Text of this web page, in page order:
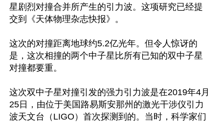
星剧烈对撞合并所产生的引力波。这项研究已经提
交到《天体物理杂志快报》。
这次的对撞距离地球约5.2亿光年。但令人惊讶的
是，这次相撞的两个中子星比所有已知的双中子星
对撞都要重。
这次双中子星对撞引发的强力引力波是在2019年4月
25日，由位于美国路易斯安那州的激光干涉仪引力
波天文台（LIGO）首次探测到的。当时，科学家们